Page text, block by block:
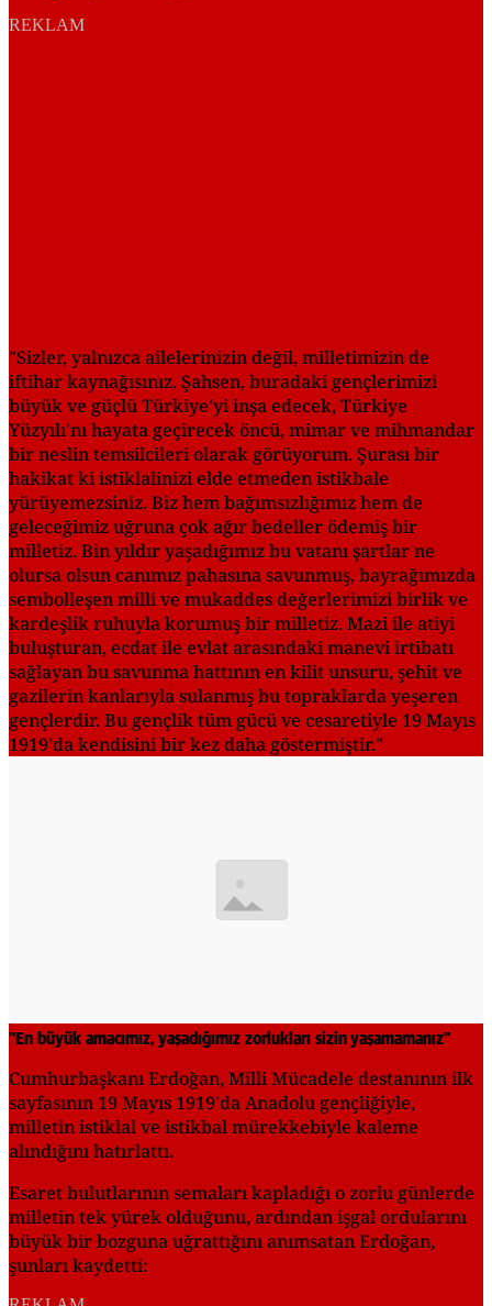
REKLAM
"Sizler, yalnızca ailelerinizin değil, milletimizin de
iftihar kaynağısınız. Şahsen, buradaki gençlerimizi
büyük ve güçlü Türkiye'yi inşa edecek, Türkiye
Yüzyılı'nı hayata geçirecek öncü, mimar ve mihmandar
bir neslin temsilcileri olarak görüyorum. Şurası bir
hakikat ki istiklalinizi elde etmeden istikbale
yürüyemezsiniz. Biz hem bağımsızlığımız hem de
geleceğimiz uğruna çok ağır bedeller ödemiş bir
milletiz. Bin yıldır yaşadığımız bu vatanı şartlar ne
olursa olsun canımız pahasına savunmuş, bayrağımızda
sembolleşen milli ve mukaddes değerlerimizi birlik ve
kardeşlik ruhuyla korumuş bir milletiz. Mazi ile atiyi
buluşturan, ecdat ile evlat arasındaki manevi irtibatı
sağlayan bu savunma hattının en kilit unsuru, şehit ve
gazilerin kanlarıyla sulanmış bu topraklarda yeşeren
gençlerdir. Bu gençlik tüm gücü ve cesaretiyle 19 Mayıs
1919'da kendisini bir kez daha göstermiştir."
"En büyük amacımız, yaşadığımız zorlukları sizin yaşamamanız"
Cumhurbaşkanı Erdoğan, Milli Mücadele destanının ilk
sayfasının 19 Mayıs 1919'da Anadolu gençliğiyle,
milletin istiklal ve istikbal mürekkebiyle kaleme
alındığını hatırlattı.
Esaret bulutlarının semaları kapladığı o zorlu günlerde
milletin tek yürek olduğunu, ardından işgal ordularını
büyük bir bozguna uğrattığını anımsatan Erdoğan,
şunları kaydetti: